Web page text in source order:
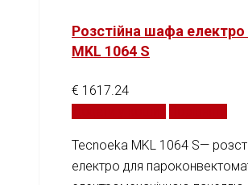
Розстійна шафа
MKL 1064 S
€ 1617.24
Tecnoeka MKL 1064 S—
електро для